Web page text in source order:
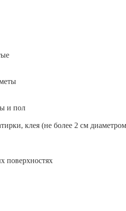
и пол
клея (не более 2 см
поверхностях